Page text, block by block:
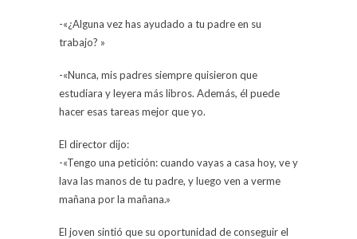
-«¿Alguna vez has ayudado a tu padre en su
trabajo? »
-«Nunca, mis padres siempre quisieron que
estudiara y leyera más libros. Además, él puede
hacer esas tareas mejor que yo.
El director dijo:
-«Tengo una petición: cuando vayas a casa hoy, ve y
lava las manos de tu padre, y luego ven a verme
mañana por la mañana.»
El joven sintió que su oportunidad de conseguir el